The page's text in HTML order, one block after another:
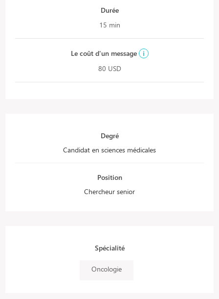
Durée
15 min
Le coût d'un message
i
80 USD
Degré
Candidat en sciences médicales
Position
Chercheur senior
Spécialité
Oncologie